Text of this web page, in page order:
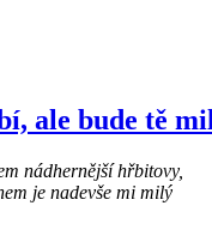
ale bude tě
nádhernější hřbitovy,
je nadevše mi milý